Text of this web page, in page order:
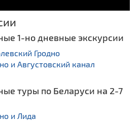
1-но дневные экскурсии
Гродно
и Августовский канал
туры по Беларуси на 2-7
и Лида